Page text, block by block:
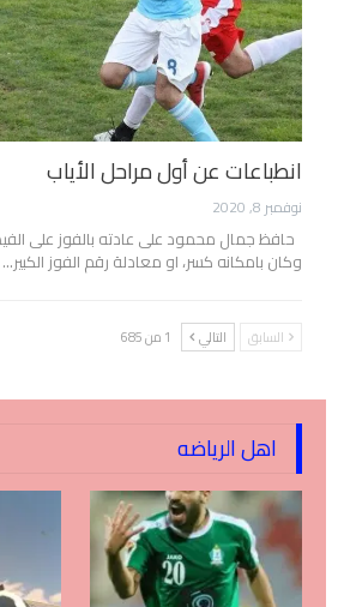
انطباعات عن أول مراحل الأياب
نوفمبر 8, 2020
حافظ جمال محمود على عادته بالفوز على
وكان بامكانه كسر، او معادلة رقم الفوز الكبير…
السابق التالي 1 من 685
اهل الرياضه